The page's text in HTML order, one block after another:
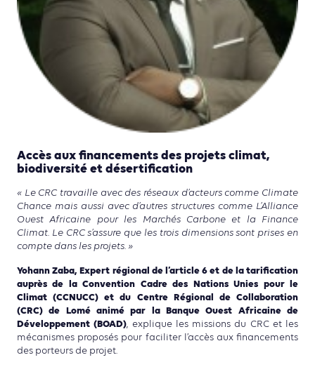
Accès aux financements des projets climat,
biodiversité et désertification
« Le CRC travaille avec des réseaux d’acteurs comme Climate
Chance mais aussi avec d’autres structures comme L’Alliance
Ouest Africaine pour les Marchés Carbone et la Finance
Climat. Le CRC s’assure que les trois dimensions sont prises en
compte dans les projets. »
Yohann Zaba, Expert régional de l’article 6 et de la tarification
auprès de la Convention Cadre des Nations Unies pour le
Climat (CCNUCC) et du Centre Régional de Collaboration
(CRC) de Lomé animé par la Banque Ouest Africaine de
Développement (BOAD) , explique les missions du CRC et les
mécanismes proposés pour faciliter l’accès aux financements
des porteurs de projet.